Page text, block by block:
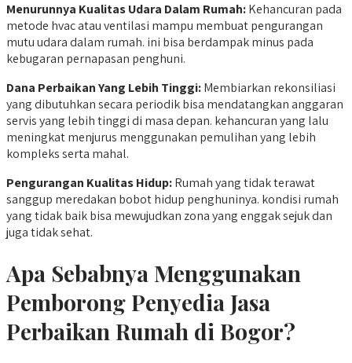
Menurunnya Kualitas Udara Dalam Rumah:Kehancuran pada
metode hvac atau ventilasi mampu membuat pengurangan
mutu udara dalam rumah. ini bisa berdampak minus pada
kebugaran pernapasan penghuni.
Dana Perbaikan Yang Lebih Tinggi:Membiarkan rekonsiliasi
yang dibutuhkan secara periodik bisa mendatangkan anggaran
servis yang lebih tinggi di masa depan. kehancuran yang lalu
meningkat menjurus menggunakan pemulihan yang lebih
kompleks serta mahal.
Pengurangan Kualitas Hidup:Rumah yang tidak terawat
sanggup meredakan bobot hidup penghuninya. kondisi rumah
yang tidak baik bisa mewujudkan zona yang enggak sejuk dan
juga tidak sehat.
Apa Sebabnya Menggunakan
Pemborong Penyedia Jasa
Perbaikan Rumah di Bogor?